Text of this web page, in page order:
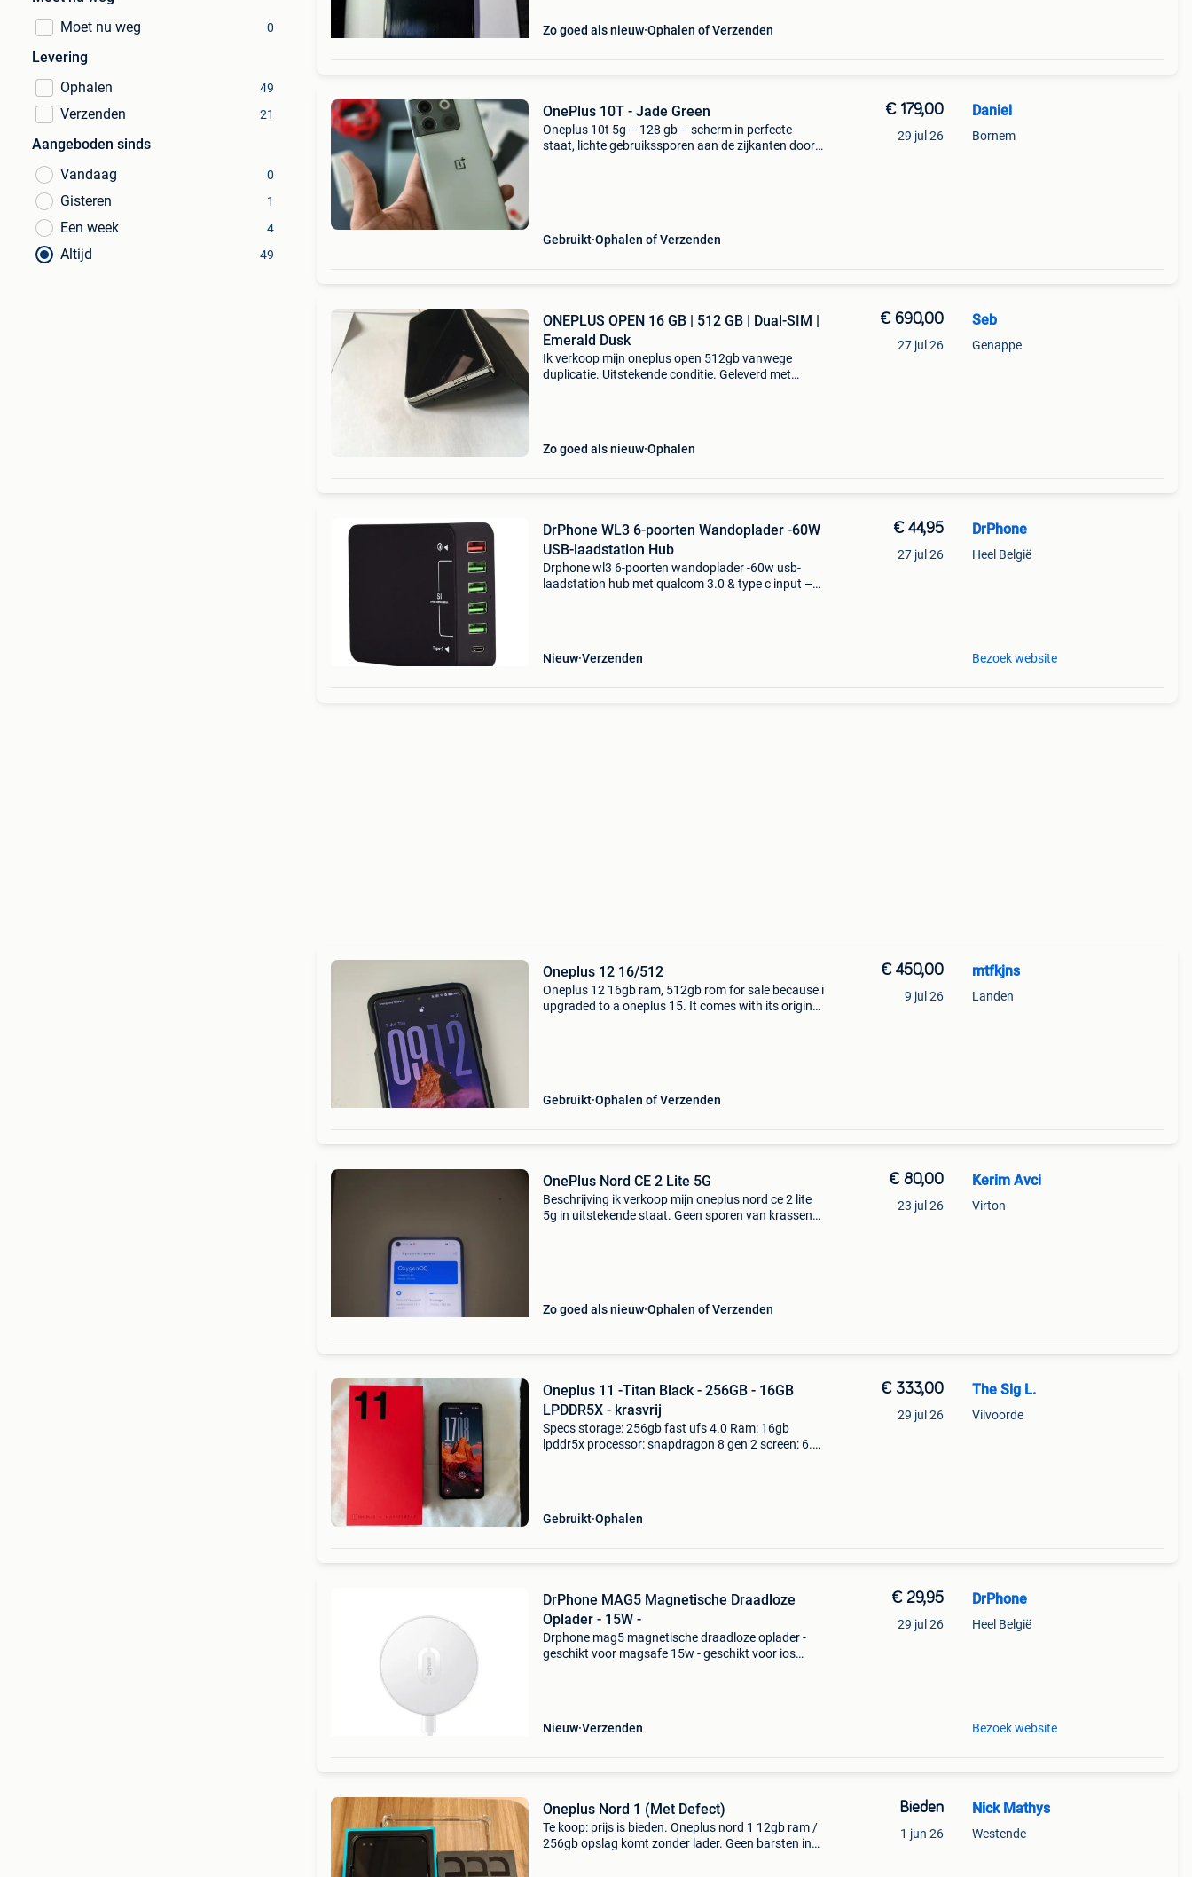
Moet nu weg
0
Levering
Ophalen
49
Verzenden 21
Aangeboden sinds
Vandaag
0
Gisteren 1
Een week 4
Altijd 49
Zo goed als nieuw Ophalen of Verzenden
OnePlus 10T - Jade Green
Oneplus 10t 5g – 128 gb – scherm in perfecte
staat, lichte gebruikssporen aan de zijkanten door
Gebruikt Ophalen of Verzenden
€ 179,00
29 jul 26
Daniel
Bornem
ONEPLUS OPEN 16 GB | 512 GB | Dual-SIM |
Emerald Dusk
Ik verkoop mijn oneplus open 512gb vanwege
duplicatie. Uitstekende conditie. Geleverd met
Zo goed als nieuw Ophalen
€ 690,00
27 jul 26
Seb
Genappe
DrPhone WL3 6-poorten Wandoplader -60W
USB-laadstation Hub
Drphone wl3 6-poorten wandoplader -60w usb-
laadstation hub met qualcom 3.0 & type c input –
Nieuw Verzenden
€ 44,95
27 jul 26
DrPhone
Heel België
Bezoek website
Oneplus 12 16/512
Oneplus 12 16gb ram, 512gb rom for sale because i
upgraded to a oneplus 15. It comes with its original
Gebruikt Ophalen of Verzenden
€ 450,00
9 jul 26
mtfkjns
Landen
OnePlus Nord CE 2 Lite 5G
Beschrijving ik verkoop mijn oneplus nord ce 2 lite
5g in uitstekende staat. Geen sporen van krassen
Zo goed als nieuw Ophalen of Verzenden
€ 80,00
23 jul 26
Kerim Avci
Virton
Oneplus 11 -Titan Black - 256GB - 16GB
LPDDR5X - krasvrij
Specs storage: 256gb fast ufs 4.0 Ram: 16gb
lpddr5x processor: snapdragon 8 gen 2 screen: 6.7-
Gebruikt Ophalen
€ 333,00
29 jul 26
The Sig L.
Vilvoorde
DrPhone MAG5 Magnetische Draadloze
Oplader - 15W -
Drphone mag5 magnetische draadloze oplader -
geschikt voor magsafe 15w - geschikt voor ios
Nieuw Verzenden
€ 29,95
29 jul 26
DrPhone
Heel België
Bezoek website
Oneplus Nord 1 (Met Defect)
Te koop: prijs is bieden. Oneplus nord 1 12gb ram /
256gb opslag komt zonder lader. Geen barsten in
Bieden
1 jun 26
Nick Mathys
Westende